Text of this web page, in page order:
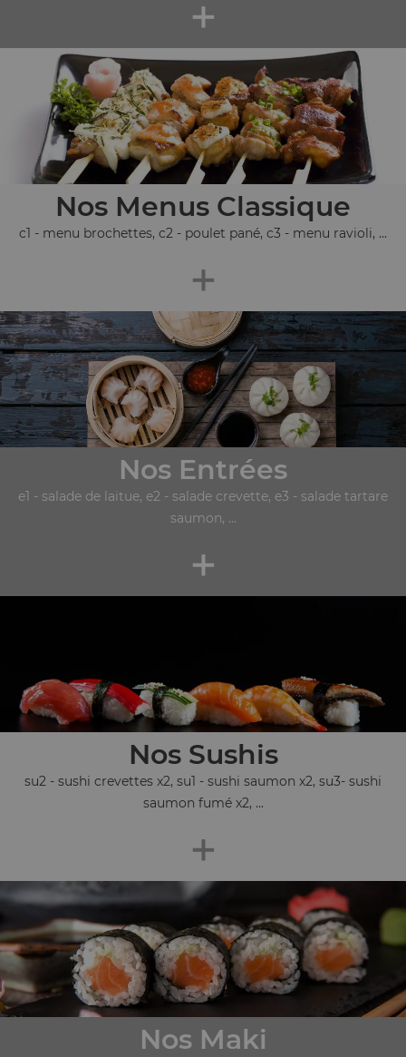
+
Nos Menus Classique
c1 - menu brochettes, c2 - poulet pané, c3 - menu ravioli, ...
+
Nos Entrées
e1 - salade de laitue, e2 - salade crevette, e3 - salade tartare
saumon, ...
+
Nos Sushis
su2 - sushi crevettes x2, su1 - sushi saumon x2, su3- sushi
saumon fumé x2, ...
+
Nos Maki